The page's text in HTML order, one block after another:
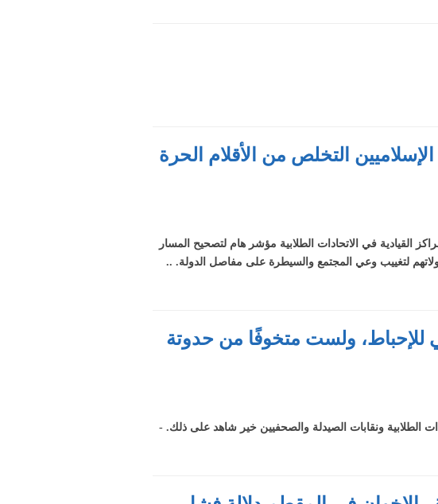
التخلص من الأقلام الحرة
القيادية في الاتحادات الطلابية مؤشر هام لتصحيح المسار
لتغييب وعي المجتمع والسيطرة على مفاصل الدولة. ..
للإحباط، ولست متخوفًا من حدوتة
الطلابية ونقابات الصيدلة والصحفيين خير شاهد على ذلك. -